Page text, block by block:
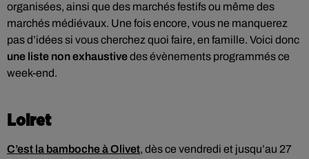
organisées, ainsi que des marchés festifs ou même des
marchés médiévaux. Une fois encore, vous ne manquerez
pas d’idées si vous cherchez quoi faire, en famille. Voici donc
une liste non exhaustivedes évènements programmés ce
week-end.
Loiret
C’est la bamboche à Olivet, dès ce vendredi et jusqu’au 27